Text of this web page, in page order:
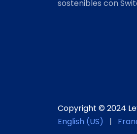
sostenibles con
Copyright © 2024
English (US)
|